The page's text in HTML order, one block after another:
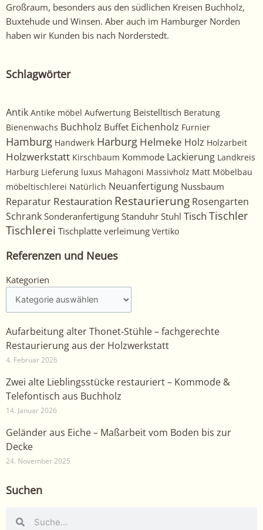
Großraum, besonders aus den südlichen Kreisen Buchholz,
Buxtehude und Winsen. Aber auch im Hamburger Norden
haben wir Kunden bis nach Norderstedt.
Schlagwörter
Antik Antike möbel Aufwertung Beistelltisch Beratung
Bienenwachs Buchholz Buffet Eichenholz Furnier
Hamburg Handwerk Harburg Helmeke Holz Holzarbeit
Holzwerkstatt Kirschbaum Kommode Lackierung Landkreis
Harburg Lieferung luxus Mahagoni Massivholz Matt Möbelbau
möbeltischlerei Natürlich Neuanfertigung Nussbaum
Reparatur Restauration Restaurierung Rosengarten
Schrank Sonderanfertigung Standuhr Stuhl Tisch Tischler
Tischlerei Tischplatte verleimung Vertiko
Referenzen und Neues
Kategorien
Kategorien
Aufarbeitung alter Thonet-Stühle – fachgerechte
Restaurierung aus der Holzwerkstatt
4. Februar 2026
Zwei alte Lieblingsstücke restauriert – Kommode &
Telefontisch aus Buchholz
14. Januar 2026
Geländer aus Eiche – Maßarbeit vom Boden bis zur
Decke
24. November 2025
Suchen